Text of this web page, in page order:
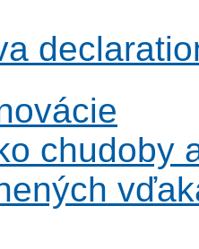
chudoby